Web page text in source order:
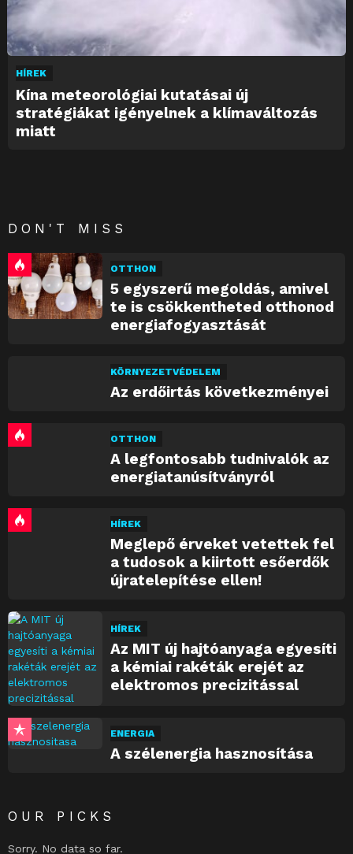
HÍREK
Kína meteorológiai kutatásai új
stratégiákat igényelnek a klímaváltozás
miatt
DON'T MISS
OTTHON
5 egyszerű megoldás, amivel
te is csökkentheted otthonod
energiafogyasztását
KÖRNYEZETVÉDELEM
Az erdőirtás következményei
OTTHON
A legfontosabb tudnivalók az
energiatanúsítványról
HÍREK
Meglepő érveket vetettek fel
a tudosok a kiirtott esőerdők
újratelepítése ellen!
HÍREK
Az MIT új hajtóanyaga egyesíti
a kémiai rakéták erejét az
elektromos precizitással
ENERGIA
A szélenergia hasznosítása
OUR PICKS
Sorry. No data so far.